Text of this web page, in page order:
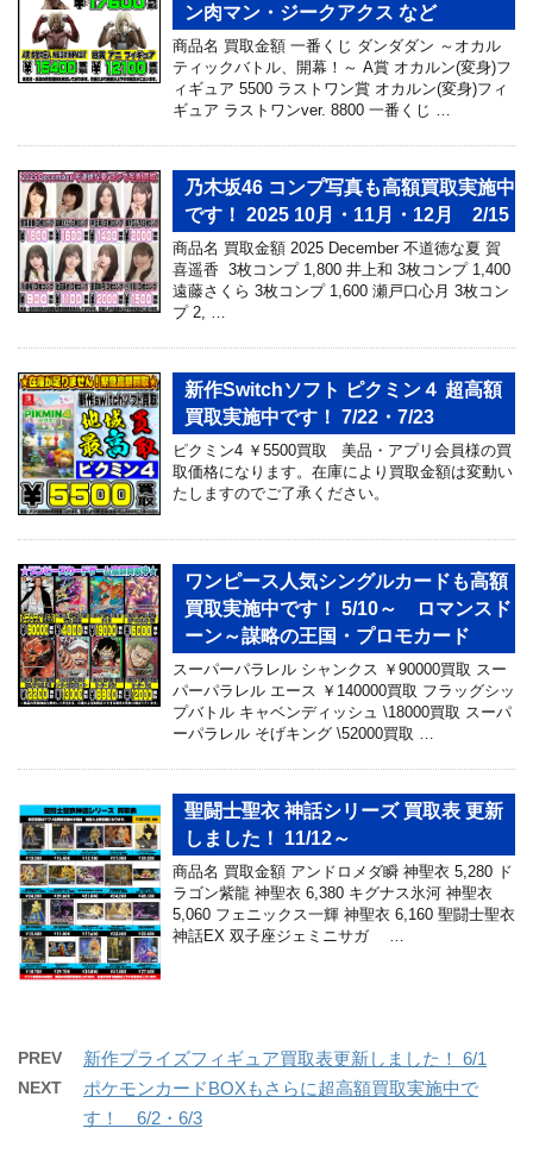
ン肉マン・ジークアクス など
商品名 買取金額 一番くじ ダンダダン ～オカル
ティックバトル、開幕！～ A賞 オカルン(変身)フ
ィギュア 5500 ラストワン賞 オカルン(変身)フィ
ギュア ラストワンver. 8800 一番くじ …
乃木坂46 コンプ写真も高額買取実施中
です！ 2025 10月・11月・12月 2/15
商品名 買取金額 2025 December 不道徳な夏 賀
喜遥香 3枚コンプ 1,800 井上和 3枚コンプ 1,400
遠藤さくら 3枚コンプ 1,600 瀬戸口心月 3枚コン
プ 2, …
新作Switchソフト ピクミン４ 超高額
買取実施中です！ 7/22・7/23
ピクミン4 ￥5500買取 美品・アプリ会員様の買
取価格になります。在庫により買取金額は変動い
たしますのでご了承ください。
ワンピース人気シングルカードも高額
買取実施中です！ 5/10～ ロマンスド
ーン～謀略の王国・プロモカード
スーパーパラレル シャンクス ￥90000買取 スー
パーパラレル エース ￥140000買取 フラッグシッ
プバトル キャベンディッシュ \18000買取 スーパ
ーパラレル そげキング \52000買取 …
聖闘士聖衣 神話シリーズ 買取表 更新
しました！ 11/12～
商品名 買取金額 アンドロメダ瞬 神聖衣 5,280 ド
ラゴン紫龍 神聖衣 6,380 キグナス氷河 神聖衣
5,060 フェニックス一輝 神聖衣 6,160 聖闘士聖衣
神話EX 双子座ジェミニサガ …
PREV 新作プライズフィギュア買取表更新しました！ 6/1
NEXT
ポケモンカードBOXもさらに超高額買取実施中で
す！ 6/2・6/3